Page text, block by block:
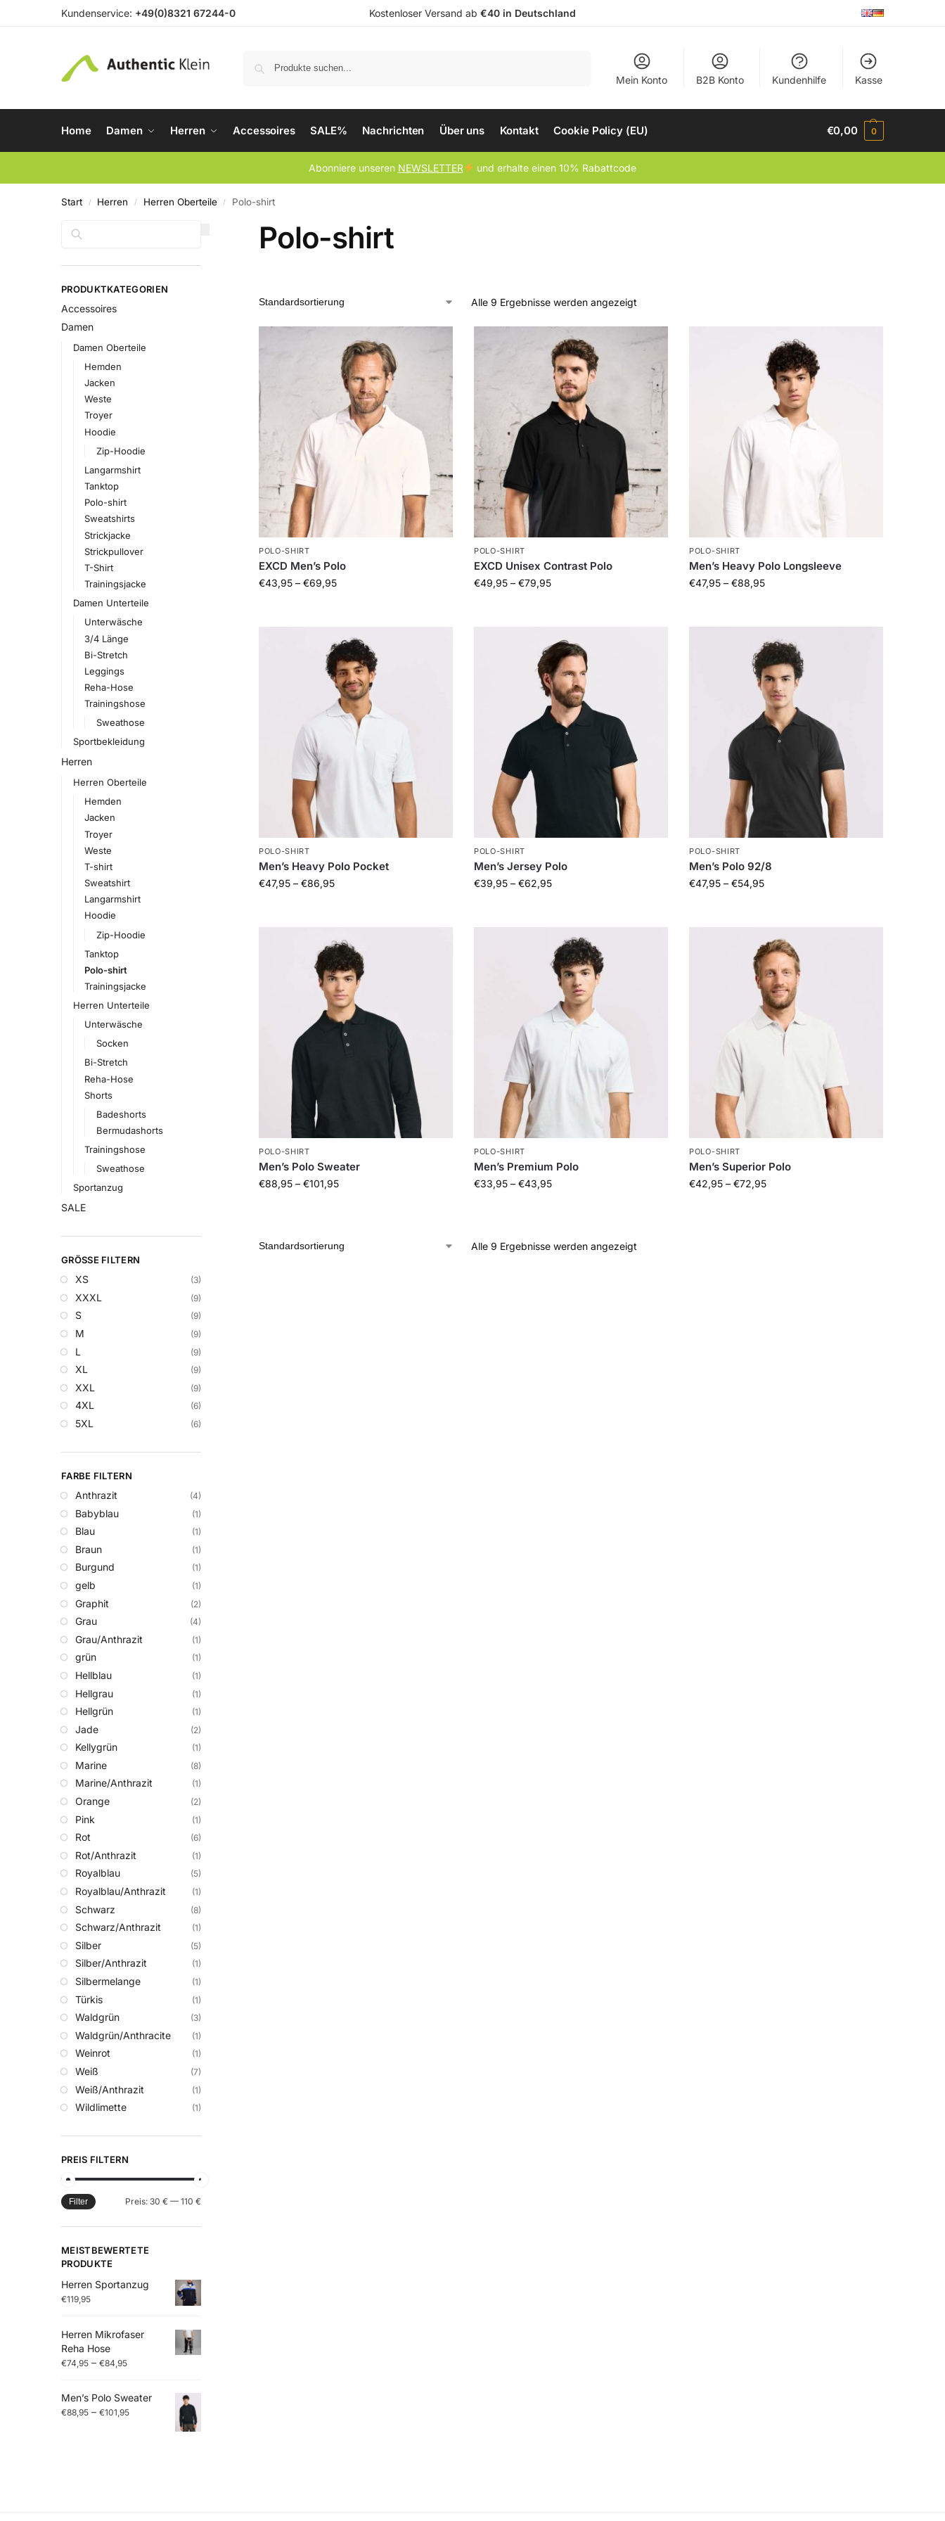
Kundenservice: +49(0)8321 67244-0 Kostenloser Versand ab €40 in Deutschland
Mein Konto B2B Konto Kundenhilfe Kasse
Home Damen Herren Accessoires SALE% Nachrichten Über uns Kontakt Cookie Policy (EU) €0,00 0
Abonniere unseren NEWSLETTER und erhalte einen 10% Rabattcode
Start / Herren / Herren Oberteile / Polo-shirt
Polo-shirt
Alle 9 Ergebnisse werden angezeigt
POLO-SHIRT
EXCD Men’s Polo
€43,95 – €69,95
POLO-SHIRT
EXCD Unisex Contrast Polo
€49,95 – €79,95
POLO-SHIRT
Men’s Heavy Polo Longsleeve
€47,95 –€88,95
POLO-SHIRT
Men’s Heavy Polo Pocket
€47,95 – €86,95
POLO-SHIRT
Men’s Jersey Polo
€39,95 – €62,95
POLO-SHIRT
Men’s Polo 92/8
€47,95 –€54,95
POLO-SHIRT
Men’s Polo Sweater
€88,95 – €101,95
POLO-SHIRT
Men’s Premium Polo
€33,95 – €43,95
POLO-SHIRT
Men’s Superior Polo
€42,95 –€72,95
Alle 9 Ergebnisse werden angezeigt
PRODUKTKATEGORIEN
Accessoires
Damen
Damen Oberteile
Hemden
Jacken
Weste
Troyer
Hoodie
Zip-Hoodie
Langarmshirt
Tanktop
Polo-shirt
Sweatshirts
Strickjacke
Strickpullover
T-Shirt
Trainingsjacke
Damen Unterteile
Unterwäsche
3/4 Länge
Bi-Stretch
Leggings
Reha-Hose
Trainingshose
Sweathose
Sportbekleidung
Herren
Herren Oberteile
Hemden
Jacken
Troyer
Weste
T-shirt
Sweatshirt
Langarmshirt
Hoodie
Zip-Hoodie
Tanktop
Polo-shirt
Trainingsjacke
Herren Unterteile
Unterwäsche
Socken
Bi-Stretch
Reha-Hose
Shorts
Badeshorts
Bermudashorts
Trainingshose
Sweathose
Sportanzug
SALE
GRÖSSE FILTERN
XS (3)
XXXL (9)
S (9)
M (9)
L (9)
XL (9)
XXL (9)
4XL (6)
5XL (6)
FARBE FILTERN
Anthrazit (4)
Babyblau (1)
Blau (1)
Braun (1)
Burgund (1)
gelb (1)
Graphit (2)
Grau (4)
Grau/Anthrazit (1)
grün (1)
Hellblau (1)
Hellgrau (1)
Hellgrün (1)
Jade (2)
Kellygrün (1)
Marine (8)
Marine/Anthrazit (1)
Orange (2)
Pink (1)
Rot (6)
Rot/Anthrazit (1)
Royalblau (5)
Royalblau/Anthrazit (1)
Schwarz (8)
Schwarz/Anthrazit (1)
Silber (5)
Silber/Anthrazit (1)
Silbermelange (1)
Türkis (1)
Waldgrün (3)
Waldgrün/Anthracite (1)
Weinrot (1)
Weiß (7)
Weiß/Anthrazit (1)
Wildlimette (1)
PREIS FILTERN
Filter Preis: 30 € — 110 €
MEISTBEWERTETE
PRODUKTE
Herren Sportanzug
€119,95
Herren Mikrofaser
Reha Hose
€74,95 – €84,95
Men’s Polo Sweater
€88,95 – €101,95